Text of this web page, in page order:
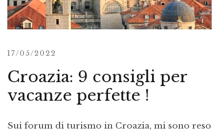
17/05/2022
Croazia: 9 consigli per
vacanze perfette !
Sui forum di turismo in Croazia, mi sono reso